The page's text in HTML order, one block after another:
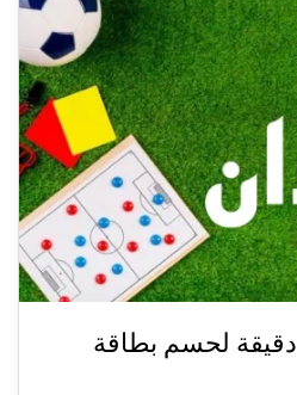
ديربي الشمال 90 دقيقة لحسم بطاقة